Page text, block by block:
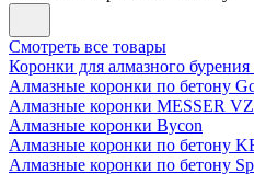
Смотреть все товары
Коронки для алмазного
Алмазные коронки по бетону
Алмазные коронки MESSER VZ
Алмазные коронки Bycon
Алмазные коронки по бетону
Алмазные коронки по бетону